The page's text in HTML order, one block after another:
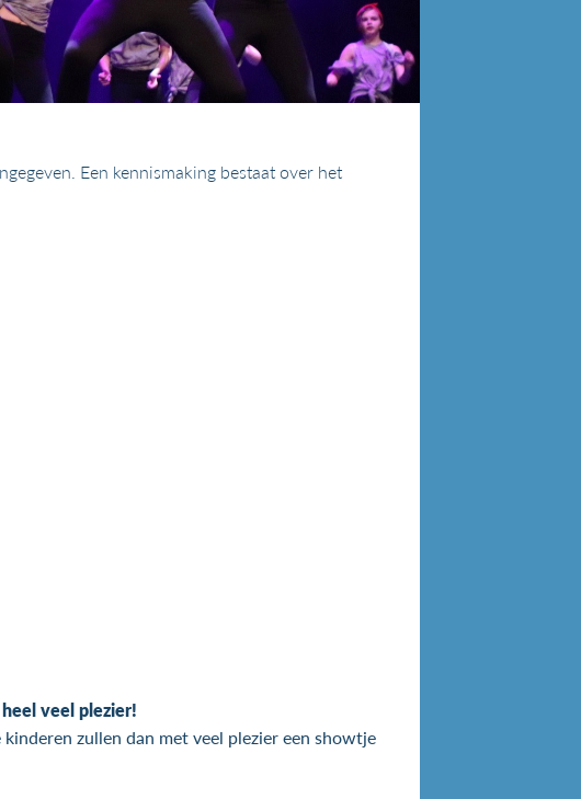
Een kennismaking bestaat over het
veel plezier!
zullen dan met veel plezier een showtje